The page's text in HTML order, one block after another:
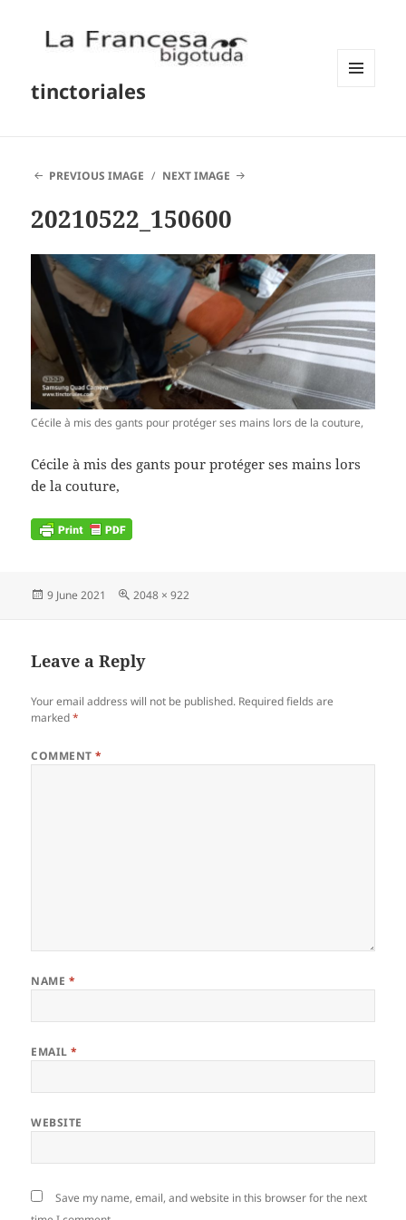
tinctoriales
PREVIOUS IMAGE NEXT IMAGE
20210522_150600
Cécile à mis des gants pour protéger ses mains lors de la couture,
Cécile à mis des gants pour protéger ses mains lors
de la couture,
Posted
9 June 2021
Full
2048 × 922
Leave a Reply
Your email address will not be published. Required fields are
marked*
COMMENT*
NAME *
EMAIL*
WEBSITE
Save my name, email, and website in this browser for the next